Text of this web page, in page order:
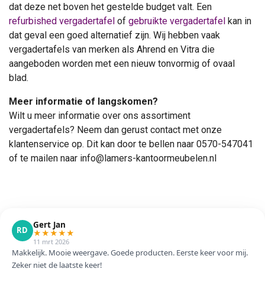
dat deze net boven het gestelde budget valt. Een
refurbished vergadertafel of gebruikte vergadertafel kan in
dat geval een goed alternatief zijn. Wij hebben vaak
vergadertafels van merken als Ahrend en Vitra die
aangeboden worden met een nieuw tonvormig of ovaal
blad.
Meer informatie of langskomen?
Wilt u meer informatie over ons assortiment
vergadertafels? Neem dan gerust contact met onze
klantenservice op. Dit kan door te bellen naar 0570-547041
of te mailen naar info@lamers-kantoormeubelen.nl
RD
Gert Jan
★★★★★
11 mrt 2026
Makkelijk. Mooie weergave. Goede producten. Eerste keer voor mij.
Zeker niet de laatste keer!